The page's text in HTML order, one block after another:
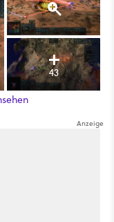
43